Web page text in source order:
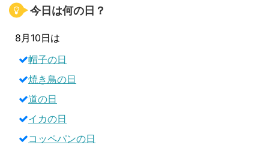
今日は何の日？
8月10日は
帽子の日
焼き鳥の日
道の日
イカの日
コッペパンの日